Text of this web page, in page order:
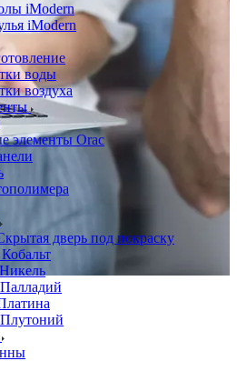
iModern
iModern
воды
воздуха
элементы Orac
дверь под покраску